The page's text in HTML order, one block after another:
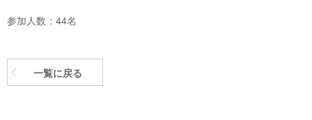
参加人数：44名
一覧に戻る